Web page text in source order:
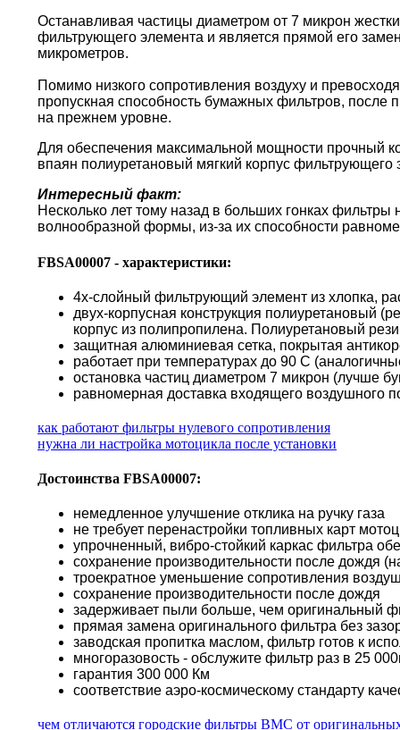
Останавливая частицы диаметром от 7 микрон
фильтрующего элемента и является прямой его
микрометров.
Помимо низкого сопротивления воздуху и
пропускная способность бумажных фильтров, после
на прежнем уровне.
Для обеспечения максимальной мощности прочный
впаян полиуретановый мягкий корпус
Интересный факт:
Несколько лет тому назад в больших гонках
волнообразной формы, из-за их способности
FBSA00007 - характеристики:
4х-слойный фильтрующий элемент из хлопка,
двух-корпусная конструкция полиуретановый
корпус из полипропилена. Полиуретановый
защитная алюминиевая сетка, покрытая
работает при температурах до 90 С
остановка частиц диаметром 7 микрон (лучше
равномерная доставка входящего воздушного
как работают фильтры нулевого сопротивления
нужна ли настройка мотоцикла после установки
Достоинства FBSA00007:
немедленное улучшение отклика на ручку газа
не требует перенастройки топливных карт
упрочненный, вибро-стойкий каркас фильтра
сохранение производительности после дождя
троекратное уменьшение сопротивления
сохранение производительности после дождя
задерживает пыли больше, чем оригинальный
прямая замена оригинального фильтра без
заводская пропитка маслом, фильтр готов к
многоразовость - обслужите фильтр раз в 25
гарантия 300 000 Км
соответствие аэро-космическому стандарту
чем отличаются городские фильтры BMC от